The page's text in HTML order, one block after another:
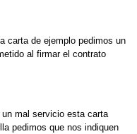
carta de ejemplo pedimos un
al firmar el contrato
mal servicio esta carta
pedimos que nos indiquen